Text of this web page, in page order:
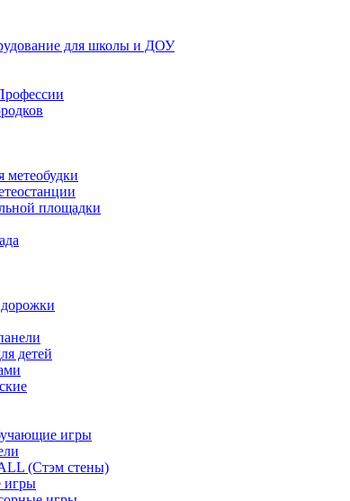
для школы и ДОУ
площадки
детей
игры
(Cтэм стены)
игры